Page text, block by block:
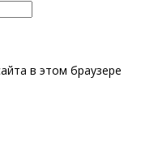
в этом браузере